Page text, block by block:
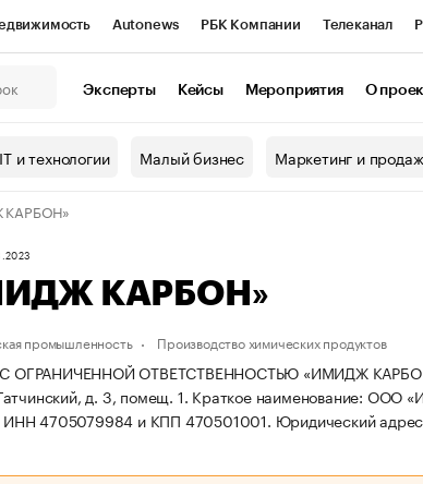
Autonews РБК Компании Телеканал
контрагентов
Эксперты Кейсы Мероприятия О
IT и технологии Малый бизнес Маркетинг и
КАРБОН»
промышленность Производство химических продуктов
ОГРАНИЧЕННОЙ ОТВЕТСТВЕННОСТЬЮ «ИМИДЖ КАРБОН»
д. 3, помещ. 1. Краткое наименование: ООО
4705079984 и КПП 470501001. Юридический